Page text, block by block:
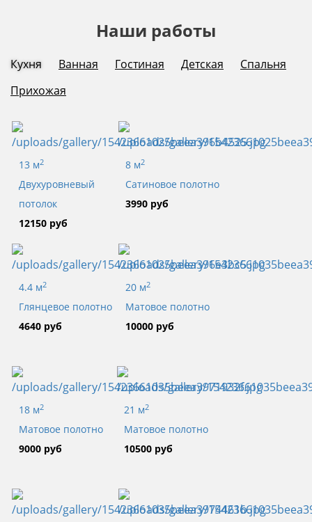
Наши работы
Кухня Ванная Гостиная Детская
Спальня
Прихожая
13 м2
Двухуровневый
потолок
12150 руб
8 м2
Сатиновое полотно
3990 руб
4.4 м2
Глянцевое полотно
4640 руб
20 м2
Матовое полотно
10000 руб
18 м2
Матовое полотно
9000 руб
21 м2
Матовое полотно
10500 руб